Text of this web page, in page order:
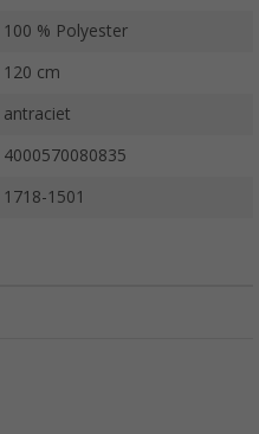
100 % Polyester
120 cm
antraciet
4000570080835
1718-1501